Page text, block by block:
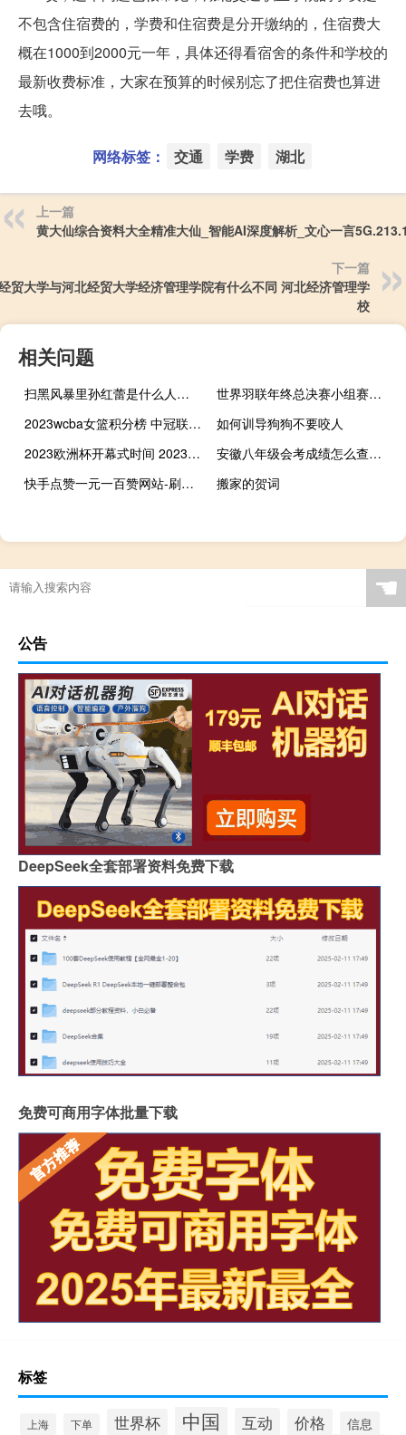
不包含住宿费的，学费和住宿费是分开缴纳的，住宿费大
概在1000到2000元一年，具体还得看宿舍的条件和学校的
最新收费标准，大家在预算的时候别忘了把住宿费也算进
去哦。
网络标签： 交通 学费 湖北
上一篇
黄大仙综合资料大全精准大仙_智能AI深度解析_文心一言
下一篇
贸大学与河北经贸大学经济管理学院有什么不同 河北经济管理学
校
相关问题
扫黑风暴里孙红蕾是什么人物 扫黑风暴孙红雷是卧底吗
世界羽联年终总决赛小组赛赛制 世界羽联年终总决赛
2023wcba女篮积分榜 中冠联赛2023积分榜
如何训导狗狗不要咬人
2023欧洲杯开幕式时间 2023欧洲杯在哪里举行
安徽八年级会考成绩怎么查询 安徽中考成绩什么时候出来
快手点赞一元一百赞网站-刷赞QQ空间啊豪
搬家的贺词
☚
公告
DeepSeek全套部署资料免费下载
免费可商用字体批量下载
标签
上海 下单 世界杯 中国 互动 价格 信息